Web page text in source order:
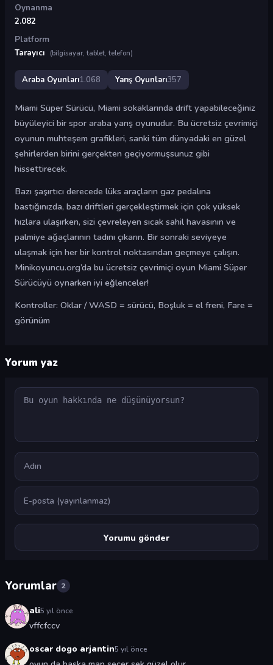
Oynanma
2.082
Platform
Tarayıcı
(bilgisayar, tablet, telefon)
Araba Oyunları1.068 Yarış Oyunları357
Miami Süper Sürücü, Miami sokaklarında drift yapabileceğiniz
büyüleyici bir spor araba yarış oyunudur. Bu ücretsiz çevrimiçi
oyunun muhteşem grafikleri, sanki tüm dünyadaki en güzel
şehirlerden birini gerçekten geçiyormuşsunuz gibi
hissettirecek.
Bazı şaşırtıcı derecede lüks araçların gaz pedalına
bastığınızda, bazı driftleri gerçekleştirmek için çok yüksek
hızlara ulaşırken, sizi çevreleyen sıcak sahil havasının ve
palmiye ağaçlarının tadını çıkarın. Bir sonraki seviyeye
ulaşmak için her bir kontrol noktasından geçmeye çalışın.
Minikoyuncu.org’da bu ücretsiz çevrimiçi oyun Miami Süper
Sürücüyü oynarken iyi eğlenceler!
Kontroller: Oklar / WASD = sürücü, Boşluk = el freni, Fare =
görünüm
Yorum yaz
Yorum
Ad
E-posta
Yorumlar 2
ali5 yıl önce
vffcfccv
oscar dogo arjantin5 yıl önce